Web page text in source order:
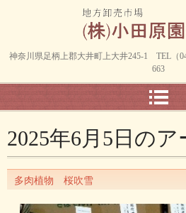
神奈川県足柄上郡大井町上大井245-1 TEL（
663
2025年6月5日 のア
多肉植物 桜吹雪